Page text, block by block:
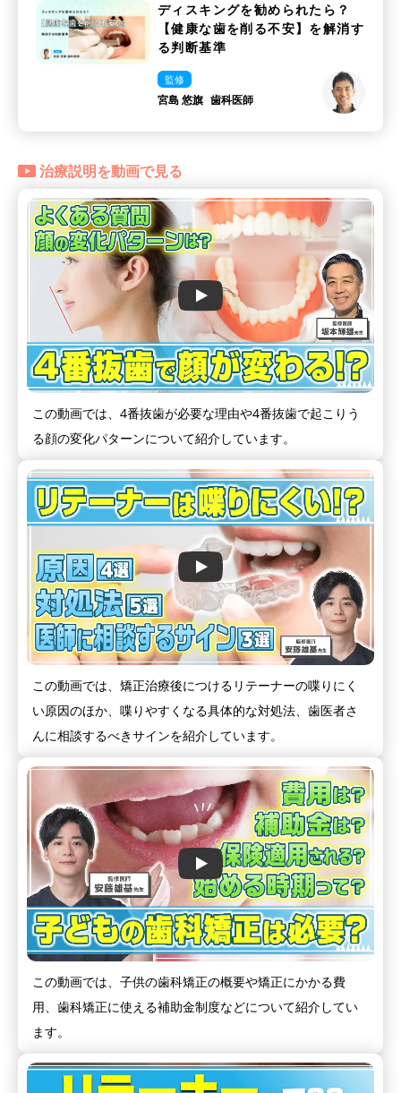
ディスキングを勧められたら？
【健康な歯を削る不安】を解消す
る判断基準
監修
宮島 悠旗 歯科医師
治療説明を動画で見る
この動画では、4番抜歯が必要な理由や4番抜歯で起こりう
る顔の変化パターンについて紹介しています。
この動画では、矯正治療後につけるリテーナーの喋りにく
い原因のほか、喋りやすくなる具体的な対処法、歯医者さ
んに相談するべきサインを紹介しています。
この動画では、子供の歯科矯正の概要や矯正にかかる費
用、歯科矯正に使える補助金制度などについて紹介してい
ます。